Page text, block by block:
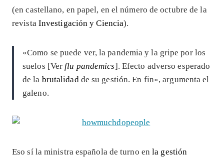
(en castellano, en papel, en el número de octubre de la
revista Investigación y Ciencia).
«Como se puede ver, la pandemia y la gripe por los
suelos [Verflu pandemics]. Efecto adverso esperado
de la brutalidad de su gestión. En fin», argumenta el
galeno.
Eso sí la ministra española de turno enla gestión